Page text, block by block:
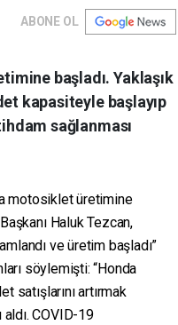
ABONE OL
başladı. Yaklaşık
kapasiteyle başlayıp
sağlanması
motosiklet üretimine
Haluk Tezcan,
ve üretim başladı”
söylemişti: “Honda
artırmak
COVID-19